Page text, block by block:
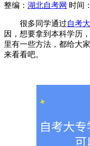
整编： 湖北自考网 时间
很多同学通过自考
因，想要拿到本科学历
里有一些方法，都给大
来看看吧。